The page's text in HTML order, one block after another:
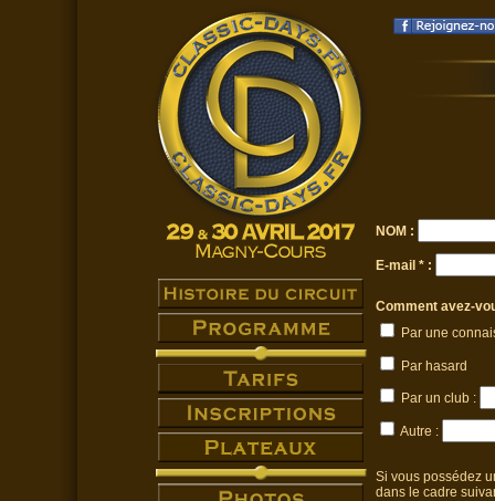
NOM :
E-mail * :
Comment avez-
Par une
Par hasard
Par un club :
Autre :
Si vous possédez
dans le cadre